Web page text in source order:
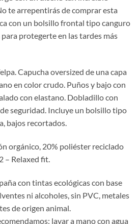
te arrepentirás de comprar esta
con un bolsillo frontal tipo canguro
protegerte en las tardes más
Capucha oversized de una capa
en color crudo. Puños y bajo con
con elastano. Dobladillo con
seguridad. Incluye un bolsillo tipo
bajos recortados.
orgánico, 20% poliéster reciclado
– Relaxed fit.
con tintas ecológicas con base
ni alcoholes, sin PVC, metales
de origen animal.
lavar a mano con agua